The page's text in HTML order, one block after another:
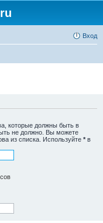
Вход
которые должны быть в
не должно. Вы можете
из списка. Используйте * в